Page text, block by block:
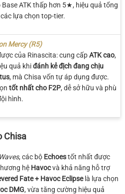
Base ATK thấp hơn 5★, hiệu quả tổng
lựa chọn top-tier.
Mercy (R5)
của Rinascita: cung cấpATK cao,
quả khiđánh kẻ địch đang chịu
, mà Chisa vốn tự áp dụng được.
tốt nhất cho F2P, dễ sở hữu và phù
hình.
Chisa
, các bộ Echoestốt nhất được
hệ Havocvà khả năng hỗ trợ
Fate + Havoc Eclipselà lựa chọn
DMG, vừa tăng cường hiệu quả